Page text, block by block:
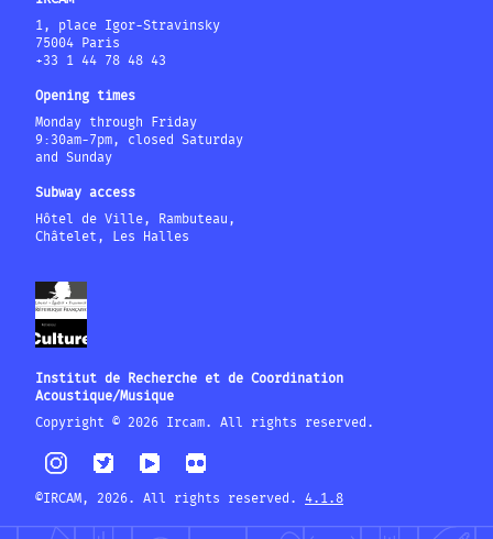
1, place Igor-Stravinsky
75004 Paris
+33 1 44 78 48 43
Opening times
Monday through Friday
9:30am-7pm, closed Saturday
and Sunday
Subway access
Hôtel de Ville, Rambuteau,
Châtelet, Les Halles
Institut de Recherche et de Coordination
Acoustique/Musique
Copyright © 2026 Ircam. All rights reserved.
©IRCAM, 2026. All rights reserved. 4.1.8